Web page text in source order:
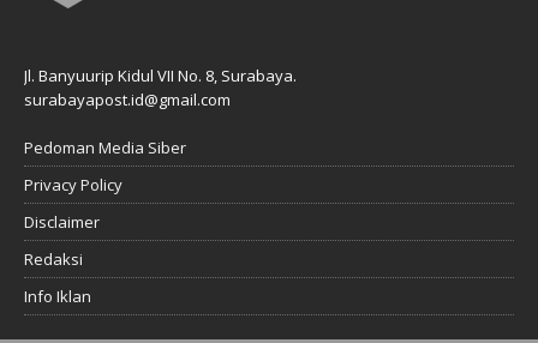
Jl. Banyuurip Kidul VII No. 8, Surabaya.
surabayapost.id@gmail.com
Pedoman Media Siber
Privacy Policy
Disclaimer
Redaksi
Info Iklan